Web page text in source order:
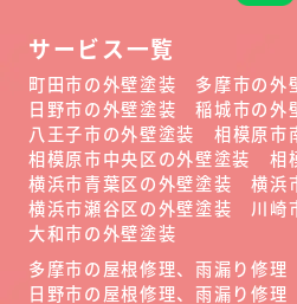
サービス一覧
町田市の外壁塗装
多摩市の外
日野市の外壁塗装
稲城市の外
八王子市の外壁塗装
相模原市
相模原市中央区の外壁塗装
相
横浜市青葉区の外壁塗装
横浜
横浜市瀬谷区の外壁塗装
川崎
大和市の外壁塗装
多摩市の屋根修理、雨漏り修理
日野市の屋根修理、雨漏り修理